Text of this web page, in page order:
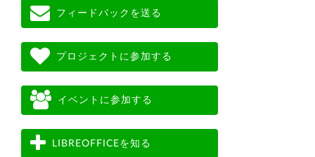
フィードバックを送る
プロジェクトに参加する
イベントに参加する
LIBREOFFICEを知る